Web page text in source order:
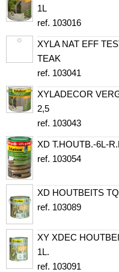
1L
ref. 103016
XYLA NAT EFF
TEAK
ref. 103041
XYLADECOR
2,5
ref. 103043
XD T.HOUTB.-6L-
ref. 103054
XD HOUTBEITS
ref. 103089
XY XDEC
1L.
ref. 103091